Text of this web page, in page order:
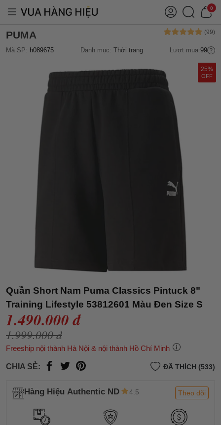
0
PUMA
Mã SP: h089675 Danh mục: Thời trang Lượt mua:99
25%
OFF
Quần Short Nam Puma Classics Pintuck 8"
Training Lifestyle 53812601 Màu Đen Size S
1.490.000 đ
1.999.000 đ
Freeship nội thành Hà Nội & nội thành Hồ Chí Minh
CHIA SẺ: ĐÃ THÍCH (533)
Hàng Hiệu Authentic ND 4.5 Theo dõi